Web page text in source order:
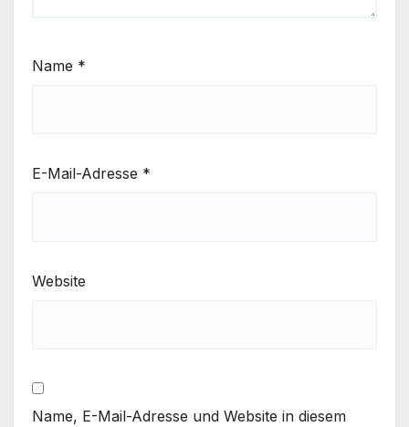
Name *
E-Mail-Adresse *
Website
Name, E-Mail-Adresse und Website in diesem